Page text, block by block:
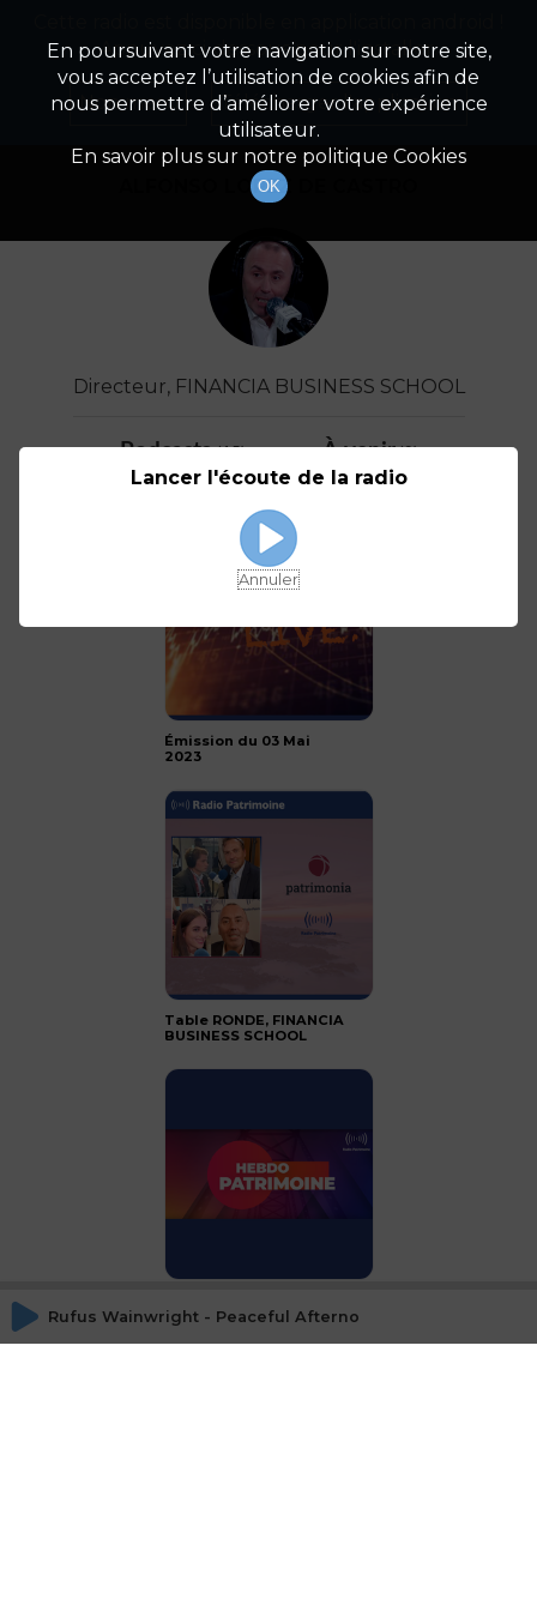
Détail De L'invité(e)
ALFONSO LOPEZ DE CASTRO
Directeur, FINANCIA BUSINESS SCHOOL
Podcasts À venir
Émission du 03 Mai
2023
Table RONDE, FINANCIA
BUSINESS SCHOOL
(dédiée à Queen
Elisabeth II)
Rufus Wainwright - Peaceful Afternoon
En poursuivant votre navigation sur notre site,
vous acceptez l’utilisation de cookies afin de
nous permettre d’améliorer votre expérience
utilisateur.
En savoir plus sur notre politique Cookies
OK
Appuyez ci-dessous pour l'installer.
Non merci Télécharger l'application
Lancer l'écoute de la radio
Annuler